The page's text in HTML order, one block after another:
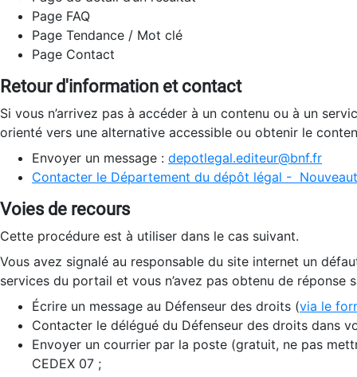
Page FAQ
Page Tendance / Mot clé
Page Contact
Retour d'information et contact
Si vous n’arrivez pas à accéder à un contenu ou à un
orienté vers une alternative accessible ou obtenir le
Envoyer un message : depotlegal.editeur@bnf.fr
Contacter le Département du dépôt légal -
Voies de recours
Cette procédure est à utiliser dans le cas suivant.
Vous avez signalé au responsable du site internet un
services du portail et vous n’avez pas obtenu de réponse
Écrire un message au Défenseur des droits (via le
Contacter le délégué du Défenseur des droits dans
Envoyer un courrier par la poste (gratuit, ne pas
CEDEX 07 ;